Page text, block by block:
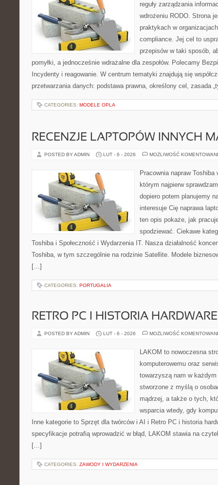
reguły zarządzania
wdrożeniu RODO. Strona
praktykach w
compliance. Jej cel to
przepisów w taki sposób,
pomyłki, a jednocześnie wdrażalne dla zespołów. Polecamy
Incydenty i reagowanie. W centrum tematyki znajdują się
przetwarzania danych: podstawa prawna, określony cel, zasada
CATEGORIES: MODELE OPLA
RECENZJE LAPTOPÓW INNYCH
POSTED BY ADMIN LUT - 6 - 2026 MOŻLIWOŚĆ
Pracownia napraw
którym najpierw
dopiero potem planujemy
interesuje Cię naprawa
ten opis pokaże, jak
spodziewać. Ciekawe
Toshiba i Społeczność i Wydarzenia IT. Nasza działalność
Toshiba, w tym szczególnie na rodzinie Satellite. Modele
[…]
CATEGORIES: PORTUGALIA
RETRO PC I HISTORIA
POSTED BY ADMIN LUT - 6 - 2026 MOŻLIWOŚĆ
LAKOM to nowoczesna
komputerowemu oraz
towarzyszą nam w
stworzone z myślą o
mądrzej, a także o tych,
wsparcia wtedy, gdy
Inne kategorie to Sprzęt dla twórców i AI i Retro PC i historia
specyfikacje potrafią wprowadzić w błąd, LAKOM stawia na
[…]
CATEGORIES: ZAWODY I WYDARZENIA